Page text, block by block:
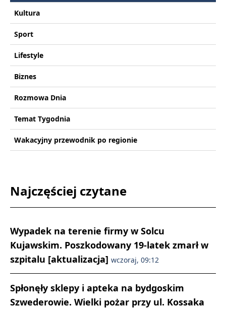
Kultura
Sport
Lifestyle
Biznes
Rozmowa Dnia
Temat Tygodnia
Wakacyjny przewodnik po regionie
Najczęściej czytane
Wypadek na terenie firmy w Solcu
Kujawskim. Poszkodowany 19-latek zmarł w
szpitalu [aktualizacja] wczoraj, 09:12
Spłonęły sklepy i apteka na bydgoskim
Szwederowie. Wielki pożar przy ul. Kossaka